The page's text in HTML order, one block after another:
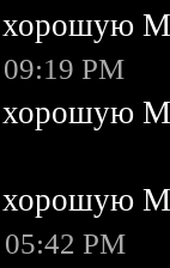
PM
PM